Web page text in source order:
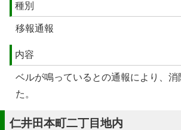
種別
移報通報
内容
ベルが鳴っているとの通報により、消
た。
仁井田本町二丁目地内